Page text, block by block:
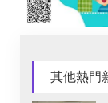
其他熱門